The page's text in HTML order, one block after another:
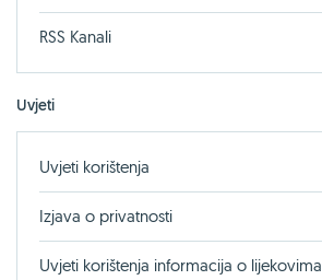
RSS Kanali
Uvjeti
Uvjeti korištenja
Izjava o privatnosti
Uvjeti korištenja informacija o lijekovima